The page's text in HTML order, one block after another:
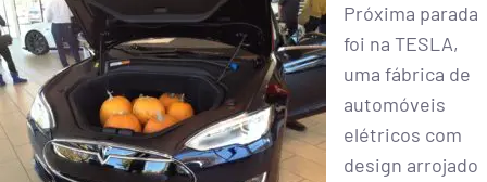
Próxima parada
foi na TESLA,
uma fábrica de
automóveis
elétricos com
design arrojado